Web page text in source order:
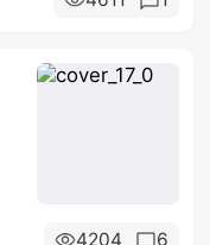
4204 6